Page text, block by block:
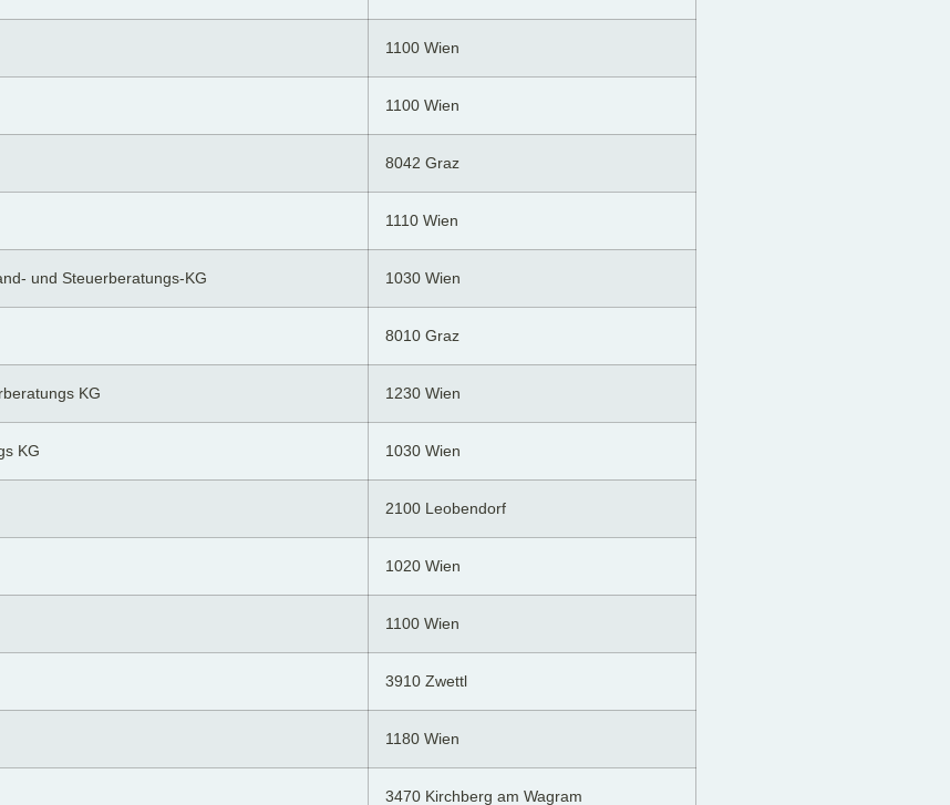
1100 Wien
1100 Wien
8042 Graz
1110 Wien
und Steuerberatungs-KG 1030 Wien
8010 Graz
KG 1230 Wien
KG 1030 Wien
2100 Leobendorf
1020 Wien
1100 Wien
3910 Zwettl
1180 Wien
3470 Kirchberg am Wagram